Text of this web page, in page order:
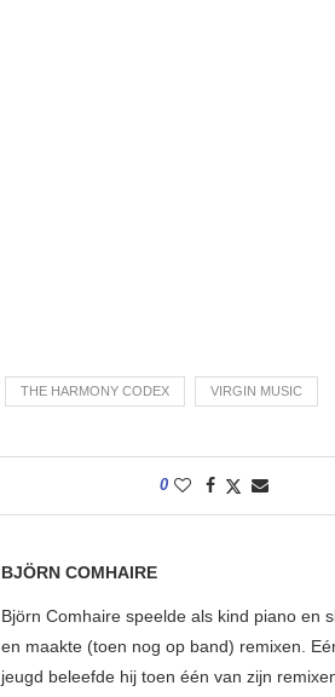
THE HARMONY CODEX VIRGIN MUSIC
0
BJÖRN COMHAIRE
Björn Comhaire speelde als kind piano en
en maakte (toen nog op band) remixen.
jeugd beleefde hij toen één van zijn